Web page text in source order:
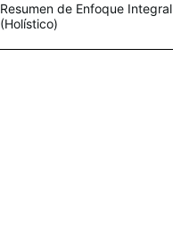
Resumen de Enfoque Integral
(Holístico)